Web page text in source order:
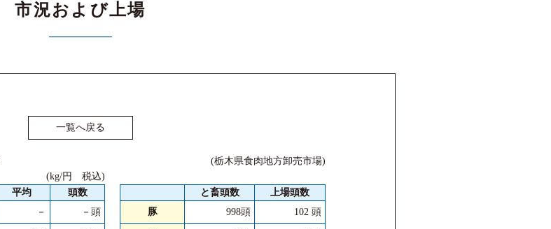
市況および上場
一覧へ戻る
(栃木県食肉地方卸売市場)
(kg/円 税込)
平均
頭数
－ －頭
と畜頭数
上場頭数
豚
998頭 102 頭